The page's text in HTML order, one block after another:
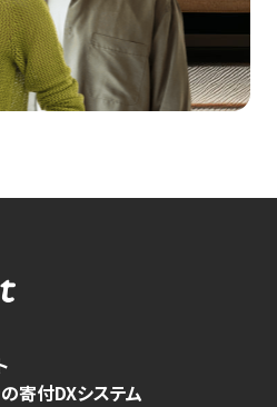
寄付DXシステム